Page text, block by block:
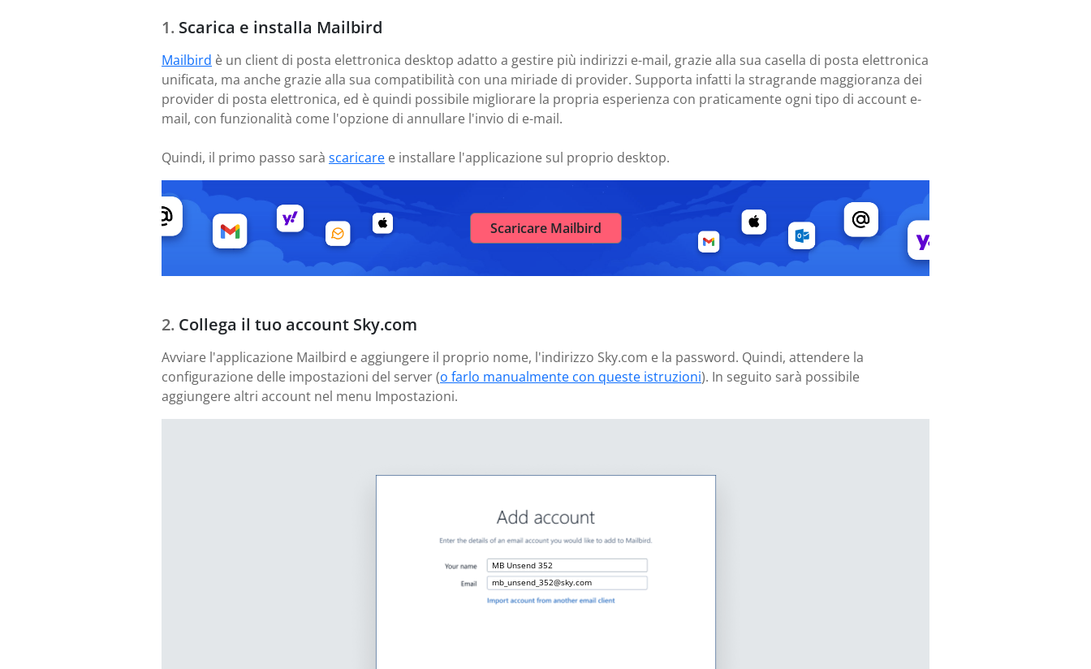
Scarica e installa Mailbird
Mailbird è un client di posta elettronica desktop adatto a gestire più indirizzi e-mail, grazie alla sua casella di posta elettronica
unificata, ma anche grazie alla sua compatibilità con una miriade di provider. Supporta infatti la stragrande maggioranza dei
provider di posta elettronica, ed è quindi possibile migliorare la propria esperienza con praticamente ogni tipo di account e-
mail, con funzionalità come l'opzione di annullare l'invio di e-mail.
Quindi, il primo passo sarà scaricare e installare l'applicazione sul proprio desktop.
Scaricare Mailbird
Collega il tuo account Sky.com
Avviare l'applicazione Mailbird e aggiungere il proprio nome, l'indirizzo Sky.com e la password. Quindi, attendere la
configurazione delle impostazioni del server (o farlo manualmente con queste istruzioni). In seguito sarà possibile
aggiungere altri account nel menu Impostazioni.
MB Unsend 352
mb_unsend_352@sky.com